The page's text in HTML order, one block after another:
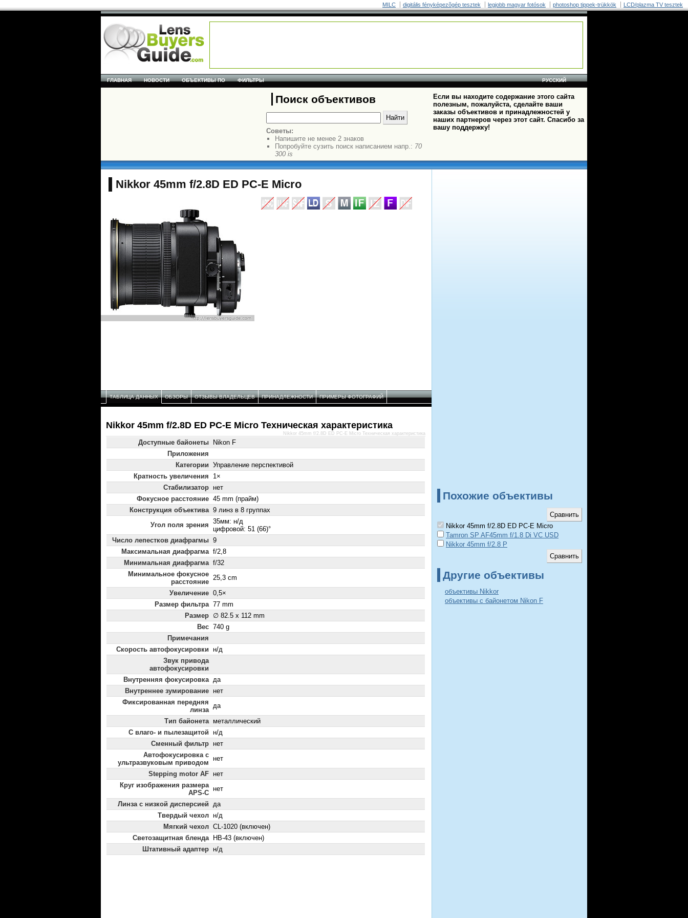
MILC digitális fényképezõgép tesztek legjobb magyar fotósok photoshop tippek-trükkök LCD/plazma TV tesztek
РУССКИЙ
ГЛАВНАЯ НОВОСТИ ОБЪЕКТИВЫ ПО ФИЛЬТРЫ
Поиск объективов
Советы:
Напишите не менее 2 знаков
Попробуйте сузить поиск написанием напр.: 70
300 is
Если вы находите содержание этого сайта
полезным, пожалуйста, сделайте ваши
заказы объективов и принадлежностей у
наших партнеров через этот сайт. Спасибо за
вашу поддержку!
Nikkor 45mm f/2.8D ED PC-E Micro
ТАБЛИЦА ДАННЫХ ОБЗОРЫ ОТЗЫВЫ ВЛАДЕЛЬЦЕВ ПРИНАДЛЕЖНОСТИ ПРИМЕРЫ ФОТОГРАФИЙ
Nikkor 45mm f/2.8D ED PC-E Micro Техническая характеристика
Доступные байонеты
Nikon F
Приложения
Категории Управление перспективой
Кратность увеличения
1×
Стабилизатор нет
Фокусное расстояние 45 mm (прайм)
Конструкция объектива 9 линз в 8 группах
Угол поля зрения 35мм: н/д
цифровой: 51 (66)°
Число лепестков диафрагмы 9
Максимальная диафрагма f/2,8
Минимальная диафрагма f/32
Минимальное фокусное
расстояние
25,3 cm
Увеличение 0,5×
Размер фильтра 77 mm
Размер ∅ 82.5 x 112 mm
Вес 740 g
Примечания
Скорость автофокусировки н/д
Звук привода
автофокусировки
Внутренняя фокусировка да
Внутреннее зумирование нет
Фиксированная передняя
линза
да
Тип байонета металлический
С влаго- и пылезащитой н/д
Сменный фильтр нет
Автофокусировка с
ультразвуковым приводом
нет
Stepping motor AF нет
Круг изображения размера
APS-C
нет
Линза с низкой дисперсией да
Твердый чехол н/д
Мягкий чехол CL-1020 (включен)
Светозащитная бленда
HB-43 (включен)
Штативный адаптер н/д
Nikkor 45mm f/2.8D ED PC-E Micro Техническая характеристика
Похожие объективы
Nikkor 45mm f/2.8D ED PC-E Micro
Tamron SP AF45mm f/1.8 Di VC USD
Nikkor 45mm f/2.8 P
Другие объективы
объективы Nikkor
объективы с байонетом Nikon F